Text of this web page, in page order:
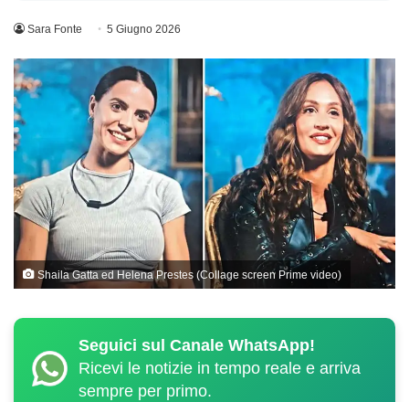
Sara Fonte 5 Giugno 2026
Shaila Gatta ed Helena Prestes (Collage screen Prime video)
Seguici sul Canale WhatsApp!
Ricevi le notizie in tempo reale e arriva
sempre per primo.